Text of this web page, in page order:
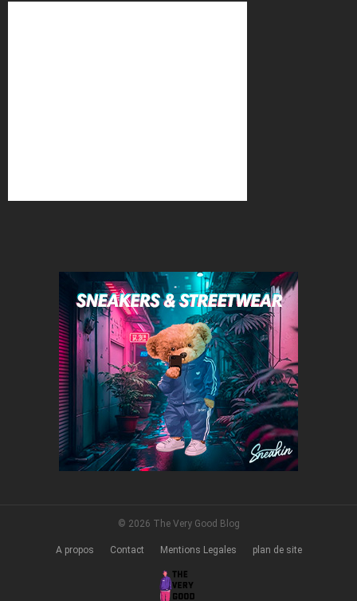
© 2026 The Very Good Blog
A propos Contact Mentions Legales plan de site